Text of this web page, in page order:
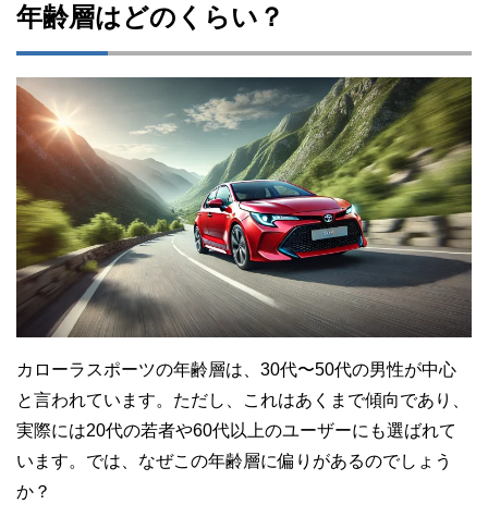
年齢層はどのくらい？
カローラスポーツの年齢層は、30代〜50代の男性が中心
と言われています。ただし、これはあくまで傾向であり、
実際には20代の若者や60代以上のユーザーにも選ばれて
います。では、なぜこの年齢層に偏りがあるのでしょう
か？